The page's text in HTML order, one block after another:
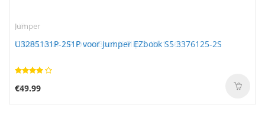
HP
CI04XL voor HP OmniBook X Flip 2-IN-1 16
€57.99
Jumper
U3285131P-2S1P voor Jumper EZbook S5 3376125-2S
€49.99